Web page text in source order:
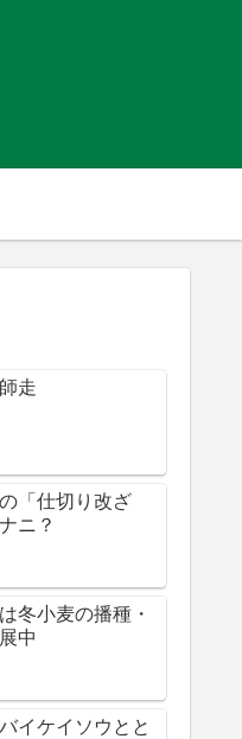
走
「仕切り改ざ
ニ？
冬小麦の播種・
中
イケイソウとと